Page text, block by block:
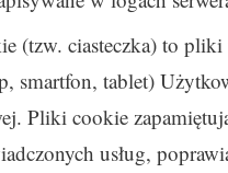
(tzw. ciasteczka) to pliki
smartfon, tablet)
Pliki cookie
usług,